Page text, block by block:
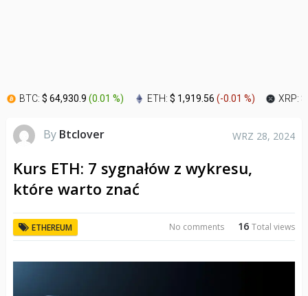
BTC: $ 64,930.9 (0.01 %) ETH: $ 1,919.56 (-0.01 %) XRP:
By Btclover WRZ 28, 2024
Kurs ETH: 7 sygnałów z wykresu,
które warto znać
ETHEREUM 16Total views
No comments